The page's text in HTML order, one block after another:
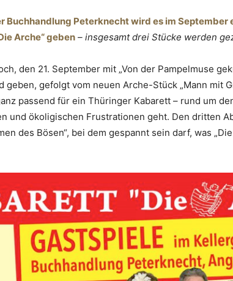
Buchhandlung Peterknecht wird es im September
Arche“ geben – insgesamt drei Stücke werden
den 21. September mit „Von der Pampelmuse
geben, gefolgt vom neuen Arche-Stück „Mann mit
passend für ein Thüringer Kabarett – rund um
und ökoligischen Frustrationen geht. Den dritten
des Bösen“, bei dem gespannt sein darf, was